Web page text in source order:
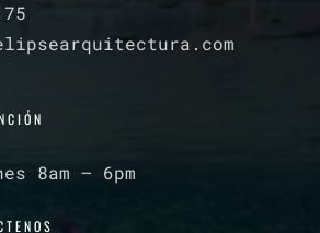
8am – 6pm